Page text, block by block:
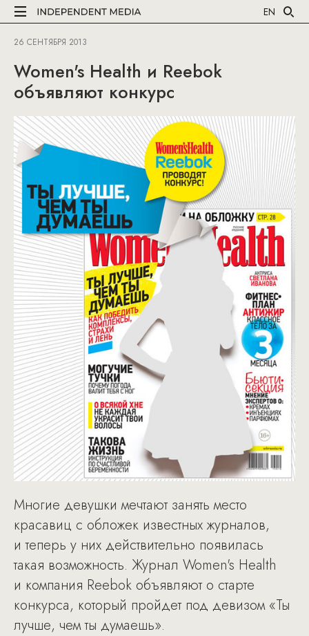
EN
26 СЕНТЯБРЯ 2013
Women's Health и Reebok
объявляют конкурс
Многие девушки мечтают занять место
красавиц с обложек известных журналов,
и теперь у них действительно появилась
такая возможность. Журнал Women's Health
и компания Reebok объявляют о старте
конкурса, который пройдет под девизом «Ты
лучше, чем ты думаешь».